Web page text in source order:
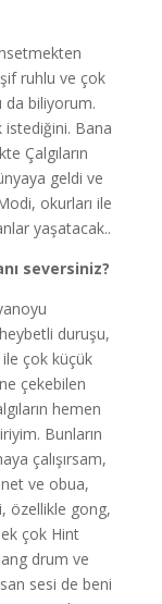
ruhlu ve çok
da biliyorum.
Bana
Çalgıların
geldi ve
okurları ile
yaşatacak..
seversiniz?
duruşu,
çok küçük
çekebilen
hemen
Bunların
çalışırsam,
ve obua,
özellikle gong,
çok Hint
drum ve
sesi de beni